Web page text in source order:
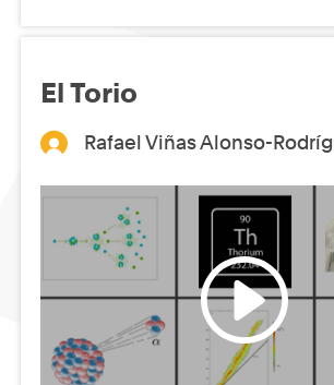
El Torio
Rafael Viñas Alonso-